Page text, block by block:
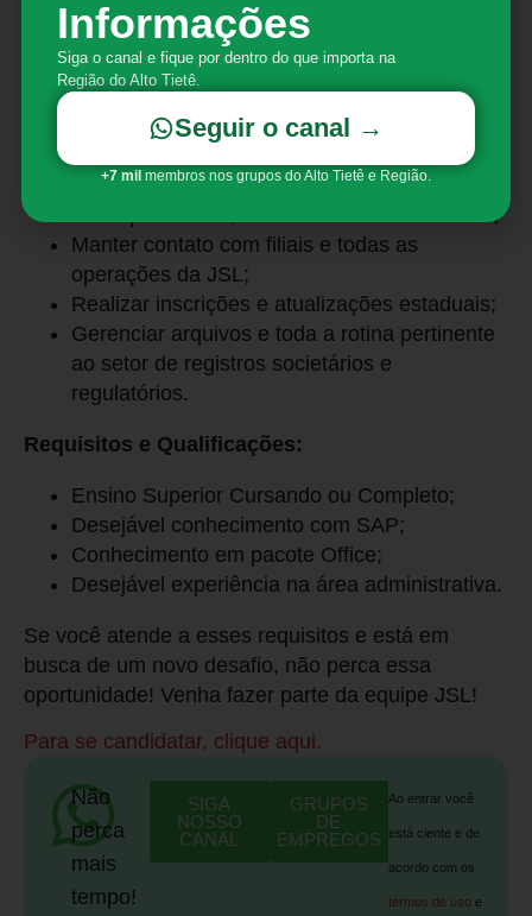
Responsabilidades e Atribuições:
Como Analista Administrativo, suas atividades
Estabelecer contato com órgãos públicos
como prefeituras, secretarias da fazenda etc;
Manter contato com filiais e todas as
operações da JSL;
Realizar inscrições e atualizações estaduais;
Gerenciar arquivos e toda a rotina pertinente
ao setor de registros societários e
regulatórios.
Requisitos e Qualificações:
Ensino Superior Cursando ou Completo;
Desejável conhecimento com SAP;
Conhecimento em pacote Office;
Desejável experiência na área administrativa.
Se você atende a esses requisitos e está em
busca de um novo desafio, não perca essa
oportunidade! Venha fazer parte da equipe JSL!
Para se candidatar, clique aqui.
Não
perca
mais
tempo!
SIGA
NOSSO
CANAL
GRUPOS
DE
EMPREGOS
Ao entrar você
está ciente e de
acordo com os
termos de uso e
Informações
Siga o canal e fique por dentro do que importa na
Região do Alto Tietê.
Seguir o canal →
+7 mil membros nos grupos do Alto Tietê e Região.